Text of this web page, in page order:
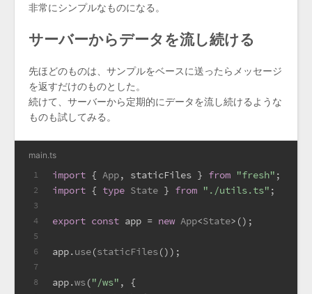
非常にシンプルなものになる。
サーバーからデータを流し続ける
先ほどのものは、サンプルをベースに送ったらメッセージ
を返すだけのものとした。
続けて、サーバーから定期的にデータを流し続けるような
ものも試してみる。
main.ts
1
2
3
4
5
6
7
8
import { App, staticFiles } from "fresh" ;
import { type State } from "./utils.ts" ;
export const app = new App<State>();
app.use(staticFiles ());
app.ws ("/ws" , {